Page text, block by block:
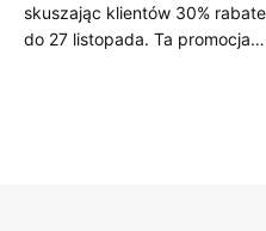
skuszając klientów 30%
do 27 listopada. Ta promocja…